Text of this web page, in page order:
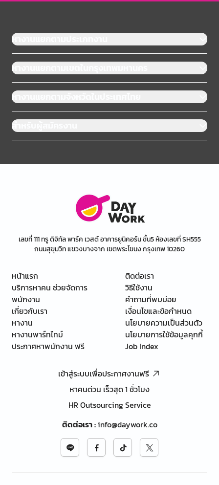
หางานแยกตามประเภทงาน
หางานแยกตามเขตในกรุงเทพมหานคร
หางานแยกตามจังหวัดในประเทศไทย
สำหรับผู้สมัครงาน
เลขที่ 111 ทรู ดิจิทัล พาร์ค เวสต์ อาคารยูนิคอร์น ชั้น5 ห้องเลขที่ SH555
ถนนสุขุมวิท แขวงบางจาก เขตพระโขนง กรุงเทพ 10260
หน้าแรก
บริการหาคน ช่วยจัดการ
พนักงาน
เกี่ยวกับเรา
หางาน
หางานพาร์ทไทม์
ประกาศหาพนักงาน ฟรี
ติดต่อเรา
วิธีใช้งาน
คำถามที่พบบ่อย
เงื่อนไขและข้อกำหนด
นโยบายความเป็นส่วนตัว
นโยบายการใช้ข้อมูลคุกกี้
Job Index
เข้าสู่ระบบเพื่อประกาศงานฟรี
หาคนด่วน เร็วสุด 1 ชั่วโมง
HR Outsourcing Service
ติดต่อเรา:info@daywork.co